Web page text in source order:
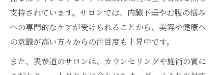
支持されています。サロンでは、内臓下垂やお腹の悩み
への専門的なケアが受けられることから、美容や健康へ
の意識が高い方々からの注目度も上昇中です。
また、表参道のサロンは、カウンセリングや施術の質に